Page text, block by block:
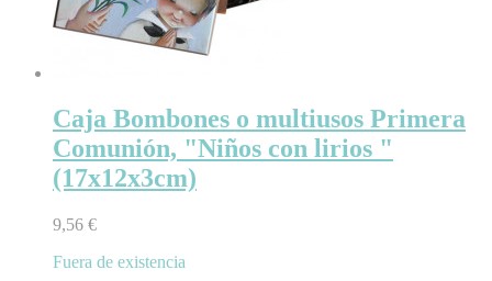
Caja Bombones o multiusos Primera
Comunión, "Niños con lirios "
(17x12x3cm)
9,56 €
Fuera de existencia